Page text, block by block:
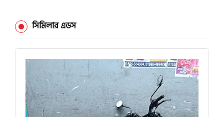
সিমিলার এডস